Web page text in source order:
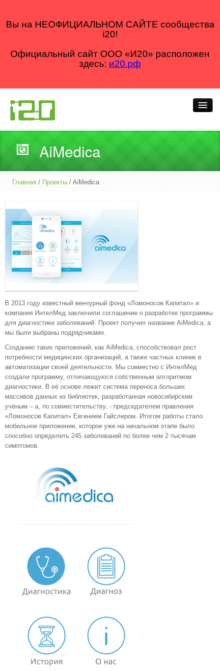
Вы на НЕОФИЦИАЛЬНОМ САЙТЕ сообщества
i20!
Официальный сайт ООО «И20» расположен
здесь: и20.рф
Что делаем
Как делаем
AiMedica
Главная / Проекты / AiMedica
В 2013 году известный венчурный фонд «Ломоносов Капитал» и
компания ИнтелМед заключили соглашение о разработке программы
для диагностики заболеваний. Проект получил название AiMedica, а
мы были выбраны подрядчиками.
Созданию таких приложений, как AiMedica, способствовал рост
потребности медицинских организаций, а также частных клиник в
автоматизации своей деятельности. Мы совместно с ИнтелМед
создали программу, отличающуюся собственным алгоритмом
диагностики. В её основе лежит система переноса больших
массивов данных из библиотек, разработанная новосибирским
учёным – а, по совместительству, - председателем правления
«Ломоносов Капитал» Евгением Гайслером. Итогом работы стало
мобильное приложение, которое уже на начальном этапе было
способно определить 245 заболеваний по более чем 2 тысячам
симптомов.